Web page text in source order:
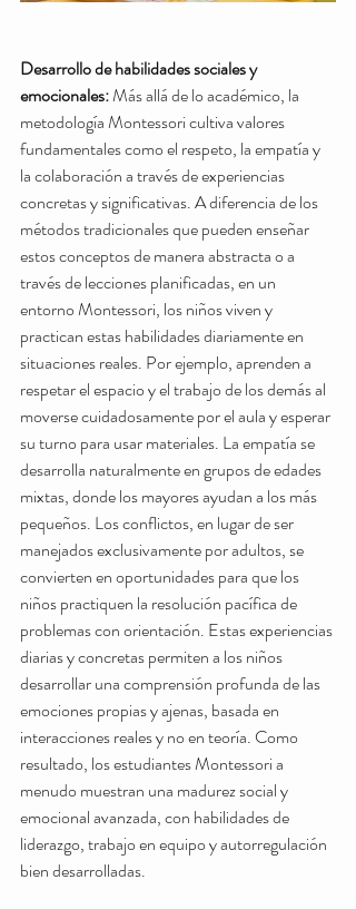
Desarrollo de habilidades sociales y
emocionales: Más allá de lo académico, la
metodología Montessori cultiva valores
fundamentales como el respeto, la empatía y
la colaboración a través de experiencias
concretas y significativas. A diferencia de los
métodos tradicionales que pueden enseñar
estos conceptos de manera abstracta o a
través de lecciones planificadas, en un
entorno Montessori, los niños viven y
practican estas habilidades diariamente en
situaciones reales. Por ejemplo, aprenden a
respetar el espacio y el trabajo de los demás al
moverse cuidadosamente por el aula y esperar
su turno para usar materiales. La empatía se
desarrolla naturalmente en grupos de edades
mixtas, donde los mayores ayudan a los más
pequeños. Los conflictos, en lugar de ser
manejados exclusivamente por adultos, se
convierten en oportunidades para que los
niños practiquen la resolución pacífica de
problemas con orientación. Estas experiencias
diarias y concretas permiten a los niños
desarrollar una comprensión profunda de las
emociones propias y ajenas, basada en
interacciones reales y no en teoría. Como
resultado, los estudiantes Montessori a
menudo muestran una madurez social y
emocional avanzada, con habilidades de
liderazgo, trabajo en equipo y autorregulación
bien desarrolladas.